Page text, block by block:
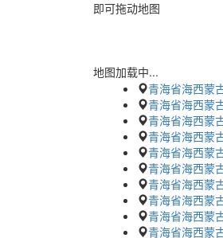
即可拖动地图
地图加载中...
青海省海西蒙
青海省海西蒙
青海省海西蒙
青海省海西蒙
青海省海西蒙
青海省海西蒙
青海省海西蒙
青海省海西蒙
青海省海西蒙
青海省海西蒙